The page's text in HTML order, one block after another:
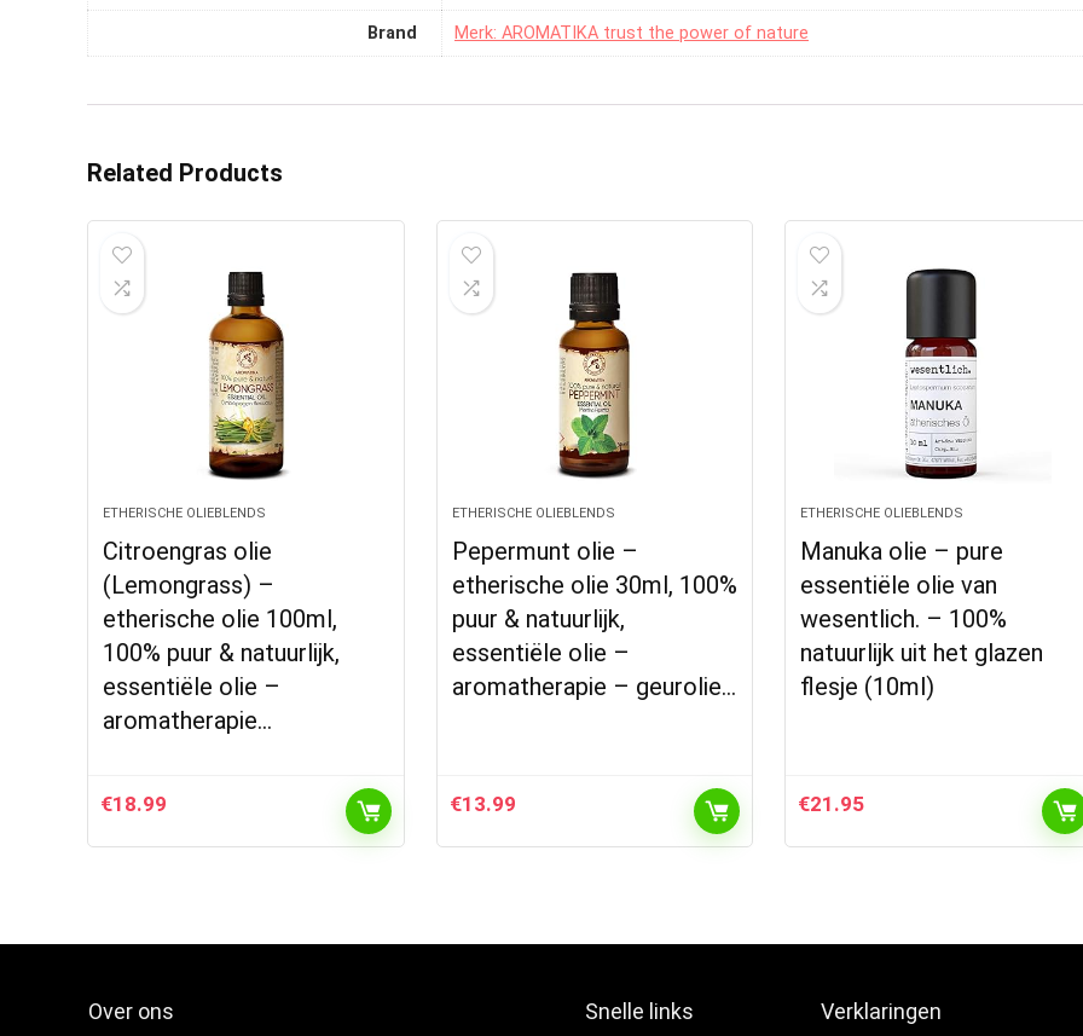
Brand Merk: AROMATIKA trust the power of nature
Related Products
ETHERISCHE OLIEBLENDS
Citroengras olie
(Lemongrass) –
etherische olie 100ml,
100% puur & natuurlijk,
essentiële olie –
aromatherapie…
€18.99
ETHERISCHE OLIEBLENDS
Pepermunt olie –
etherische olie 30ml, 100%
puur & natuurlijk,
essentiële olie –
aromatherapie – geurolie…
€13.99
ETHERISCHE OLIEBLENDS
Manuka olie – pure
essentiële olie van
wesentlich. – 100%
natuurlijk uit het glazen
flesje (10ml)
€21.95
Over ons Snelle links Verklaringen